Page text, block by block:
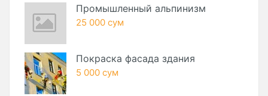
Промышленный альпинизм
25 000 сум
Покраска фасада здания
5 000 сум